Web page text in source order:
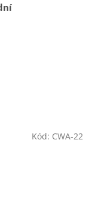
Kód: CWA-22